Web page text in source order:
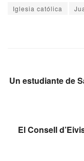
Iglesia católica
Un estudiante de
El Consell